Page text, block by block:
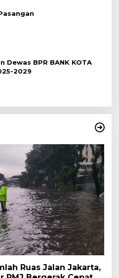
Dewas BPR BANK KOTA
2029
Ruas Jalan Jakarta,